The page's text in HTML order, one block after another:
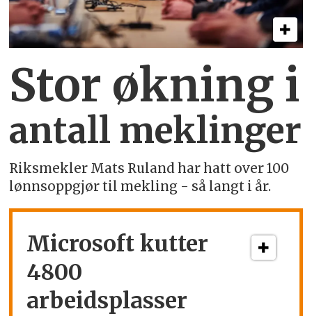
Stor økning i
antall meklinger
Riksmekler Mats Ruland har hatt over 100
lønnsoppgjør til mekling - så langt i år.
Microsoft kutter
4800
arbeidsplasser